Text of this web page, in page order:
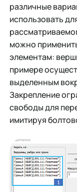
различные
использовать
можно
элементам:
примере
выделенным
Закрепление
свободы для
имитируя